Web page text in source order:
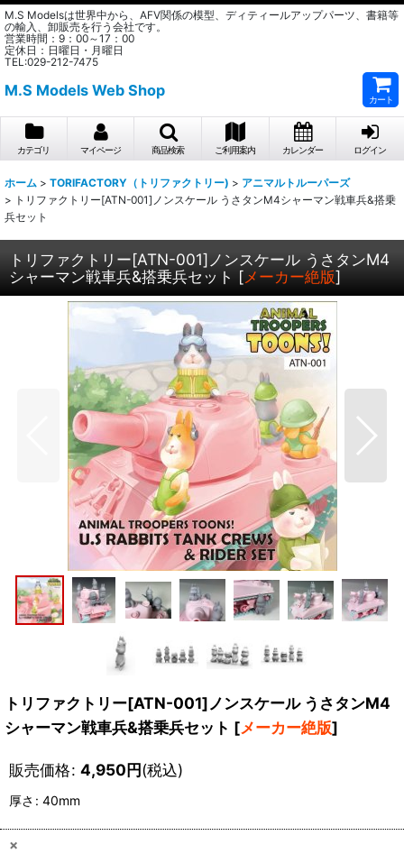
M.S Modelsは世界中から、AFV関係の模型、ディティールアップパーツ、書籍等
の輸入、卸販売を行う会社です。
営業時間：9：00～17：00
定休日：日曜日・月曜日
TEL:029-212-7475
M.S Models Web Shop
カート
カテゴリ マイページ 商品検索 ご利用案内 カレンダー ログイン
ホーム > TORIFACTORY（トリファクトリー) > アニマルトルーパーズ
> トリファクトリー[ATN-001]ノンスケール うさタンM4シャーマン戦車兵&搭乗
兵セット
トリファクトリー[ATN-001]ノンスケール うさタンM4
シャーマン戦車兵&搭乗兵セット [メーカー絶版]
トリファクトリー[ATN-001]ノンスケール うさタンM4
シャーマン戦車兵&搭乗兵セット [メーカー絶版]
販売価格: 4,950円(税込)
厚さ : 40mm
×